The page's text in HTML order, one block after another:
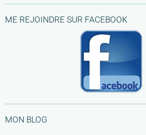
ME REJOINDRE SUR FACEBOOK
MON BLOG